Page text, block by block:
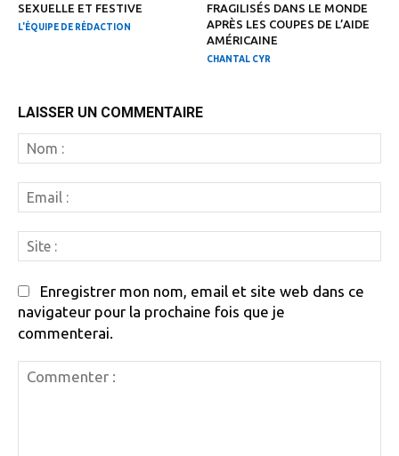
SEXUELLE ET FESTIVE
L'ÉQUIPE DE RÉDACTION
FRAGILISÉS DANS LE MONDE
APRÈS LES COUPES DE L’AIDE
AMÉRICAINE
CHANTAL CYR
LAISSER UN COMMENTAIRE
:
:
:
Enregistrer mon nom, email et site web dans ce
navigateur pour la prochaine fois que je
commenterai.